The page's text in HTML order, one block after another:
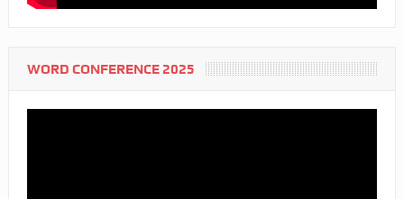
WORD CONFERENCE 2025